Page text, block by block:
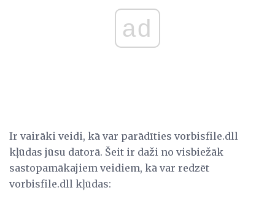
ad
Ir vairāki veidi, kā var parādīties vorbisfile.dll
kļūdas jūsu datorā. Šeit ir daži no visbiežāk
sastopamākajiem veidiem, kā var redzēt
vorbisfile.dll kļūdas: